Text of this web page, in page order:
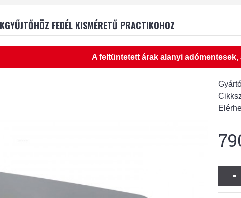
FEDÉL KISMÉRETŰ PRACTIKOHOZ
A feltüntetett árak alanyi adómentesek,
-